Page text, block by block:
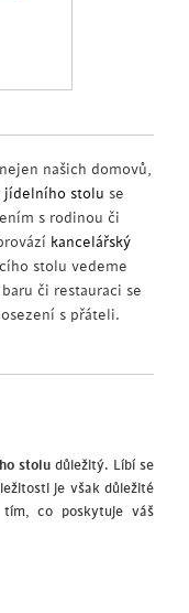
našich domovů,
jídelního stolu se
s rodinou či
kancelářský
stolu vedeme
či restauraci se
s přáteli.
stoludůležitý. Líbí se
je však důležité
co poskytuje váš